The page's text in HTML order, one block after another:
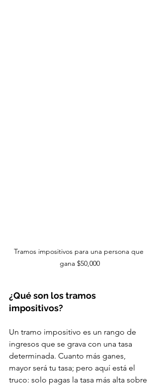
Tramos impositivos para una persona que
gana $50,000
¿Qué son los tramos
impositivos?
Un tramo impositivo es un rango de
ingresos que se grava con una tasa
determinada. Cuanto más ganes,
mayor será tu tasa; pero aquí está el
truco: solo pagas la tasa más alta sobre